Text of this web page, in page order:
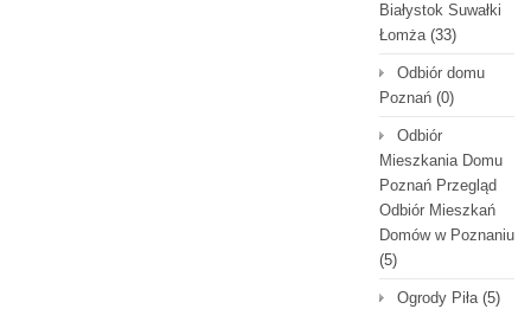
Białystok Suwałki
Łomża(33)
Odbiór domu
Poznań (0)
Odbiór
Mieszkania Domu
Poznań Przegląd
Odbiór Mieszkań
Domów w Poznaniu
(5)
Ogrody Piła(5)